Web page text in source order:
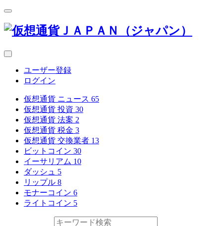
ユーザー登録
ログイン
仮想通貨 ニュース 65
仮想通貨 投資 30
仮想通貨 法案 2
仮想通貨 税金 3
仮想通貨 交換業者 13
ビットコイン 30
イーサリアム 10
ダッシュ 5
リップル 8
モナーコイン 6
ライトコイン 5